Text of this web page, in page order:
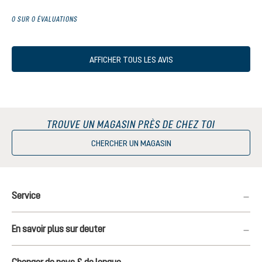
0 SUR 0 ÉVALUATIONS
AFFICHER TOUS LES AVIS
TROUVE UN MAGASIN PRÈS DE CHEZ TOI
CHERCHER UN MAGASIN
Service
En savoir plus sur deuter